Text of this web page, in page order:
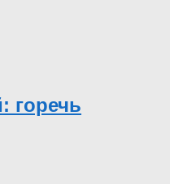
горечь